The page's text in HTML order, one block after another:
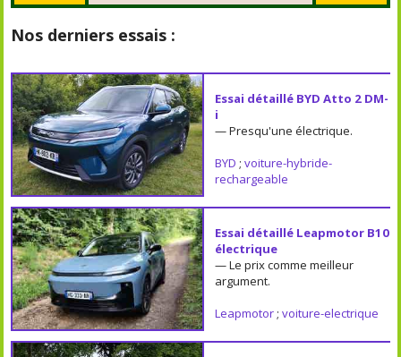
Nos derniers essais :
Essai détaillé BYD Atto 2 DM-
i
— Presqu'une électrique.
BYD ; voiture-hybride-
rechargeable
Essai détaillé Leapmotor B10
électrique
— Le prix comme meilleur
argument.
Leapmotor; voiture-electrique